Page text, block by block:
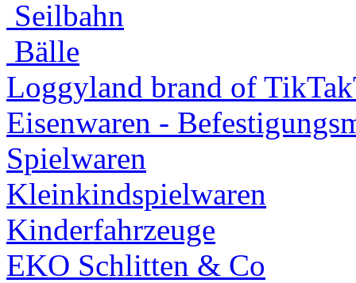
Seilbahn
Bälle
Loggyland brand of
Eisenwaren -
Spielwaren
Kleinkindspielwaren
Kinderfahrzeuge
EKO Schlitten & Co